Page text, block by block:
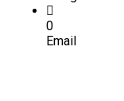
0
Email